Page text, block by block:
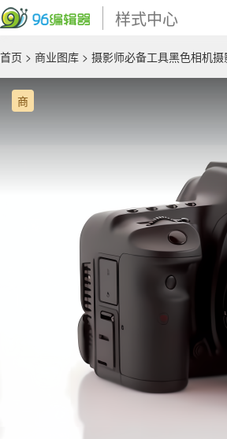
样式中心
首页 > 商业图库 > 摄影师必备工具黑色相机摄
商